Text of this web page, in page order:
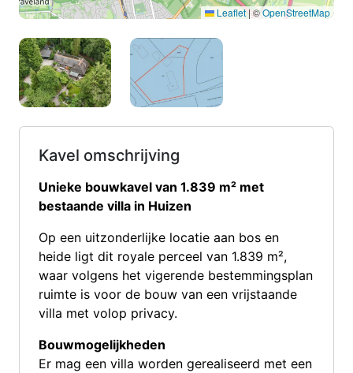
Leaflet |©OpenStreetMap
Kavel omschrijving
Unieke bouwkavel van 1.839 m² met
bestaande villa in Huizen
Op een uitzonderlijke locatie aan bos en
heide ligt dit royale perceel van 1.839 m²,
waar volgens het vigerende bestemmingsplan
ruimte is voor de bouw van een vrijstaande
villa met volop privacy.
Bouwmogelijkheden
Er mag een villa worden gerealiseerd met een